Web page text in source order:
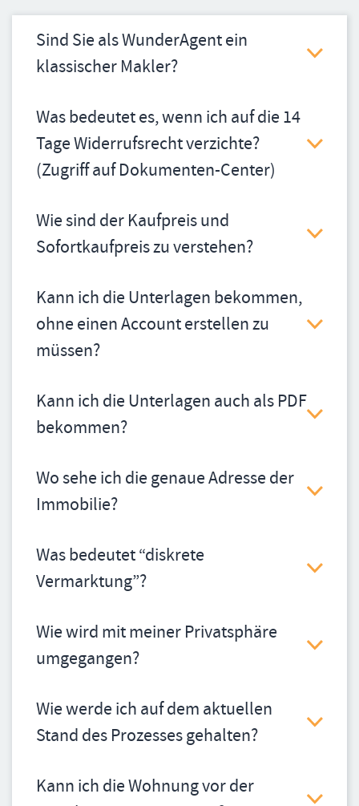
Sind Sie als WunderAgent ein
klassischer Makler?
Was bedeutet es, wenn ich auf die 14
Tage Widerrufsrecht verzichte?
(Zugriff auf Dokumenten-Center)
Wie sind der Kaufpreis und
Sofortkaufpreis zu verstehen?
Kann ich die Unterlagen bekommen,
ohne einen Account erstellen zu
müssen?
Kann ich die Unterlagen auch als PDF
bekommen?
Wo sehe ich die genaue Adresse der
Immobilie?
Was bedeutet “diskrete
Vermarktung”?
Wie wird mit meiner Privatsphäre
umgegangen?
Wie werde ich auf dem aktuellen
Stand des Prozesses gehalten?
Kann ich die Wohnung vor der